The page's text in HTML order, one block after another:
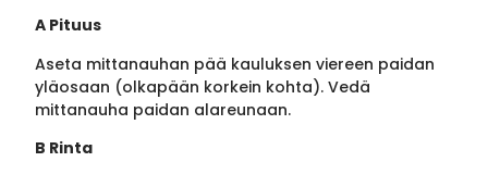
A Pituus
Aseta mittanauhan pää kauluksen viereen paidan
yläosaan (olkapään korkein kohta). Vedä
mittanauha paidan alareunaan.
B Rinta